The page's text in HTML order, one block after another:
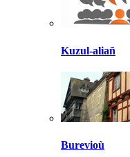
Kuzul-aliañ
Burevioù